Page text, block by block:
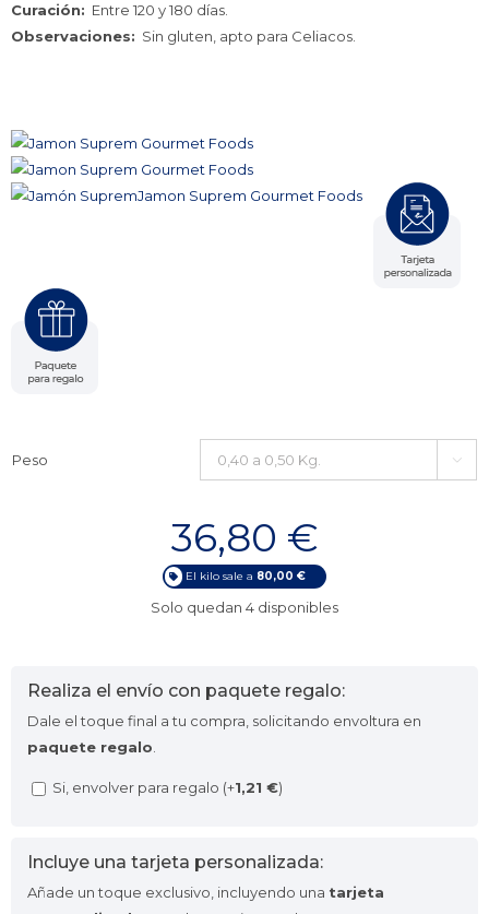
Curación: Entre 120 y 180 días.
Observaciones: Sin gluten, apto para Celiacos.
Peso 
36,80 €
El kilo sale a 80,00 €
Solo quedan 4 disponibles
Realiza el envío con paquete regalo:
Dale el toque final a tu compra, solicitando envoltura en
paquete regalo
Si, envolver para regalo (+1,21 €)
Incluye una tarjeta personalizada:
Añade un toque exclusivo, incluyendo una tarjeta